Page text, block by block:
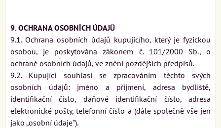
9. OCHRANA OSOBNÍCH ÚDAJŮ
9.1. Ochrana osobních údajů kupujícího, který je fyzickou
osobou, je poskytována zákonem č. 101/2000 Sb., o
ochraně osobních údajů, ve znění pozdějších předpisů.
9.2. Kupující souhlasí se zpracováním těchto svých
osobních údajů: jméno a příjmení, adresa bydliště,
identifikační číslo, daňové identifikační číslo, adresa
elektronické pošty, telefonní číslo a (dále společně vše jen
jako „osobní údaje").